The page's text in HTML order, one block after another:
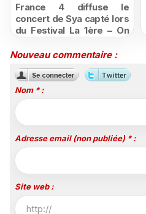
France 4 diffuse le
concert de Sya capté lors
du Festival La 1ère – On
Nouveau commentaire :
Nom * :
Adresse email (non publiée) * :
Site web :